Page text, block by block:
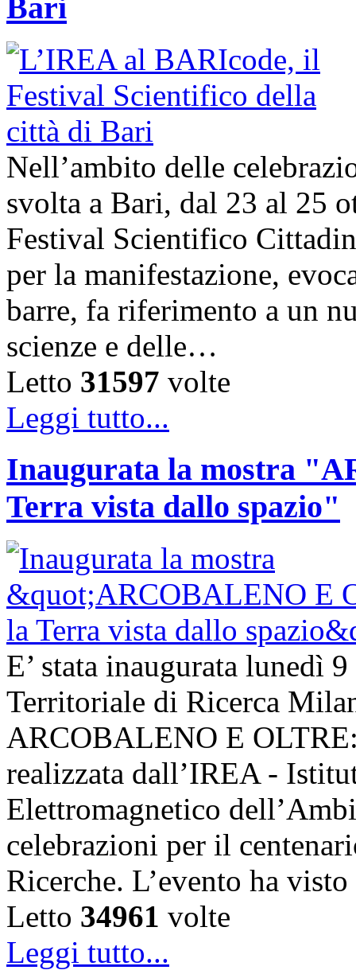
Bari
Nell’ambito delle
svolta a Bari, dal 23 al 25
Festival Scientifico
per la manifestazione,
barre, fa riferimento a un
scienze e delle…
Letto 31597 volte
Leggi tutto...
Inaugurata la mostra
Terra vista dallo spazio"
E’ stata inaugurata lunedì
Territoriale di Ricerca
ARCOBALENO E
realizzata dall’IREA -
Elettromagnetico
celebrazioni per il
Ricerche. L’evento ha
Letto 34961 volte
Leggi tutto...